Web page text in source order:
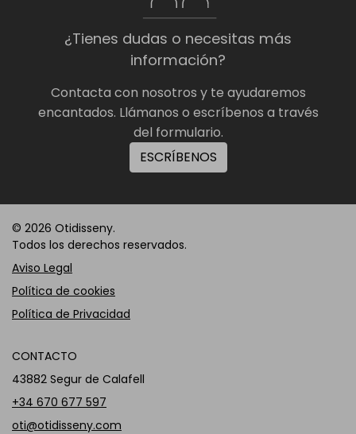
¿Tienes dudas o necesitas más
información?
Contacta con nosotros y te ayudaremos
encantados. Llámanos o escríbenos a través
del formulario.
ESCRÍBENOS
© 2026 Otidisseny.
Todos los derechos reservados.
Aviso Legal
Política de cookies
Política de Privacidad
CONTACTO
43882 Segur de Calafell
+34 670 677 597
oti@otidisseny.com